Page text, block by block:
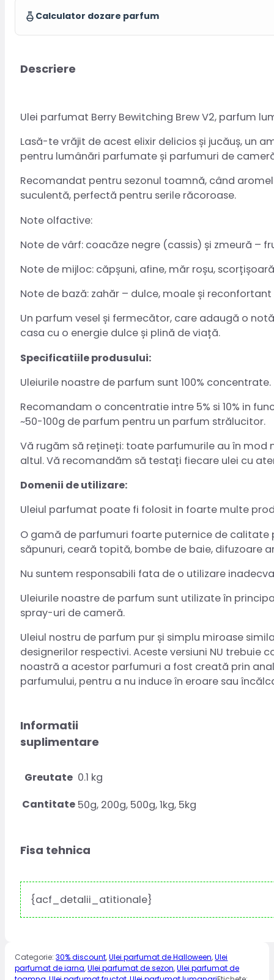
Calculator dozare parfum
Descriere
Ulei parfumat Berry Bewitching Brew V2, parfum
Lasă-te vrăjit de acest elixir delicios și jucăuș, un
pentru lumânări parfumate și parfumuri de
Recomandat pentru sezonul toamnă, când
suculentă, perfectă pentru serile răcoroase.
Note olfactive:
Note de vârf: coacăze negre (cassis) și zmeură –
Note de mijloc: căpșuni, afine, măr roșu,
Note de bază: zahăr – dulce, moale și reconfortant
Un parfum vesel și fermecător, care adaugă o
casa cu o energie dulce și plină de viață.
Specificatiile produsului:
Uleiurile noastre de parfum sunt 100%
Recomandam o concentratie intre 5% si 10% in
~50-100g de parfum pentru un parfum strălucitor.
Vă rugăm să rețineți: toate parfumurile au în mod
altul. Vă recomandăm să testați fiecare ulei cu
Domenii de utilizare:
Uleiul parfumat poate fi folosit in foarte multe
O gamă de parfumuri foarte puternice de calitate
săpunuri, ceară topită, bombe de baie, difuzoare
Nu suntem responsabili fata de o utilizare
Uleiurile noastre de parfum sunt utilizate în
spray-uri de cameră.
Uleiul nostru de parfum pur și simplu miroase
designerilor respectivi. Aceste versiuni NU
noastră a acestor parfumuri a fost creată prin
parfumului, pentru a nu induce în eroare sau
Informatii
suplimentare
Greutate 0.1 kg
Cantitate 50g, 200g, 500g, 1kg, 5kg
Fisa tehnica
{acf_detalii_atitionale}
Categorie:30% discount,Ulei parfumat de Halloween,Ulei
parfumat de iarna,Ulei parfumat de sezon,Ulei parfumat de